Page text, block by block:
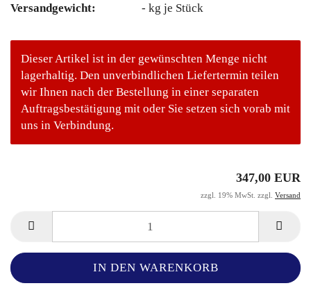
Versandgewicht:
- kg je Stück
Dieser Artikel ist in der gewünschten Menge nicht
lagerhaltig. Den unverbindlichen Liefertermin teilen
wir Ihnen nach der Bestellung in einer separaten
Auftragsbestätigung mit oder Sie setzen sich vorab mit
uns in Verbindung.
347,00 EUR
zzgl. 19% MwSt. zzgl. Versand